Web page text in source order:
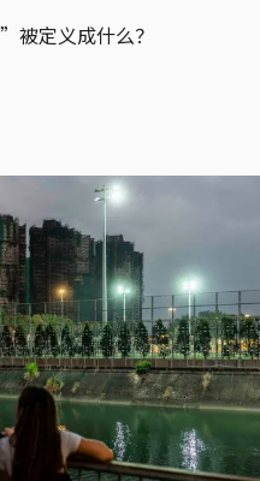
定义成什么？